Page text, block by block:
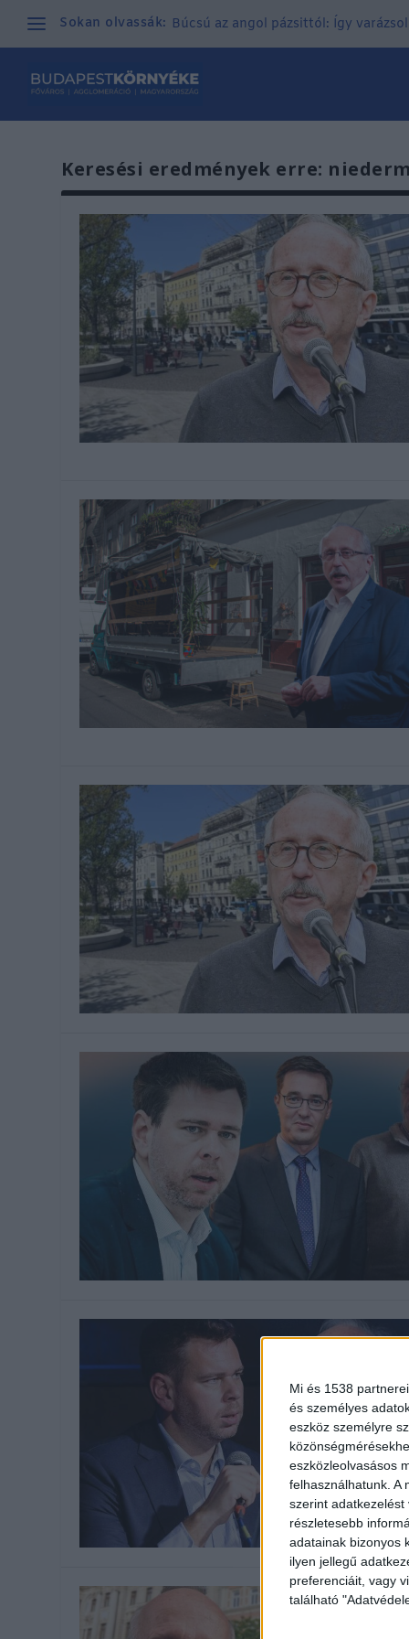
Mi és 1538
és személyes
eszköz személyre
eszközleolvasásos
felhasználhatunk. A
szerint
részletesebb
adatainak bizonyos
ilyen jellegű
preferenciáit, vagy
található
Sokan olvassák: Búcsú az angol pázsittól: Így
Keresési eredmények erre: